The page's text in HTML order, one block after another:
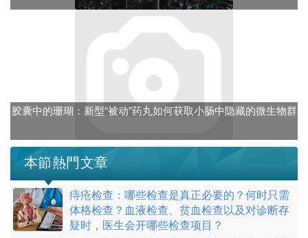
胶囊中的珊瑚：新型“被动”药丸如何获取小肠中隐藏的微生物群
本節熱門文章
痔疮检查：哪些检查是真正必要的？何时只需
体格检查？血液检查、贫血检查以及对诊断存
疑时，医生会开哪些检查项目？